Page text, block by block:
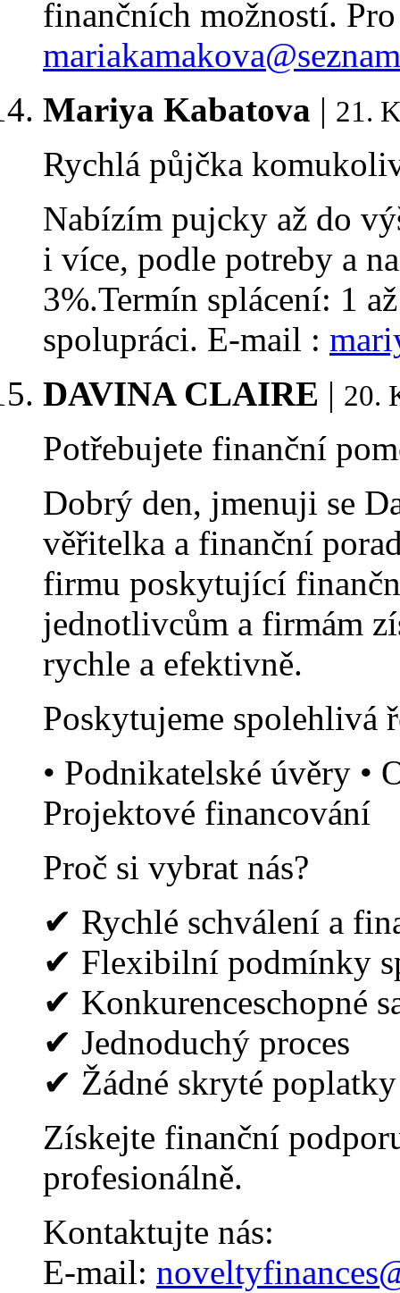
finančních možností.
Mariya Kabatova | 21.
Rychlá půjčka
Nabízím pujcky až do
i více, podle potreby a
3%.Termín splácení: 1
spolupráci. E-mail :
DAVINA CLAIRE | 20.
Potřebujete finanční
Dobrý den, jmenuji se
věřitelka a finanční
firmu poskytující
jednotlivcům a firmám
rychle a efektivně.
Poskytujeme spolehlivá
• Podnikatelské úvěry •
Projektové financování
Proč si vybrat nás?
✔ Rychlé schválení a
✔ Flexibilní podmínky
✔ Konkurenceschopné
✔ Jednoduchý proces
✔ Žádné skryté poplatky
Získejte finanční
profesionálně.
Kontaktujte nás:
E-mail: